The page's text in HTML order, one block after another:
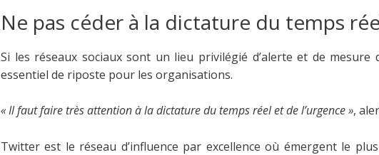
Ne pas céder à la dictature du temps
Si les réseaux sociaux sont un lieu privilégié d’alerte et de
essentiel de riposte pour les organisations.
« Il faut faire très attention à la dictature du temps réel et de l’urgence »,
Twitter est le réseau d’influence par excellence où émergent le